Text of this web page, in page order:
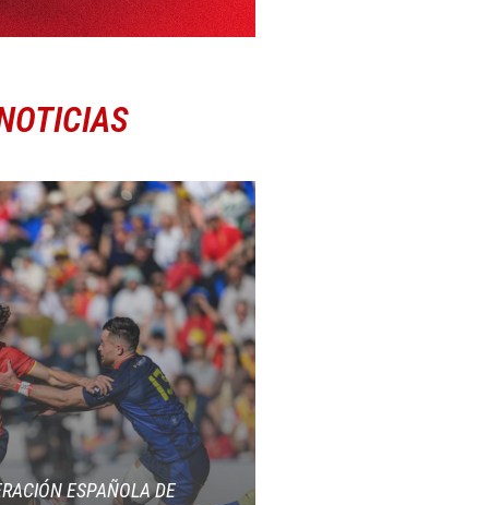
ESPAÑOLA DE